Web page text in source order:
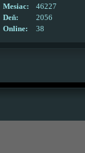
Online: 38
Mesiac:
46227
Deň:
2056